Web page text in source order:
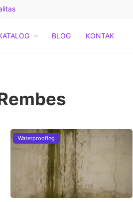
BLOG KONTAK
Waterproofing